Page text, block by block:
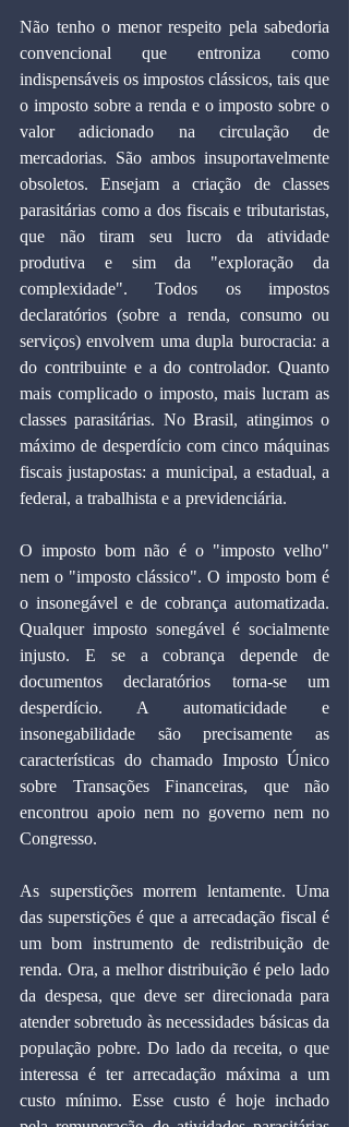
Não tenho o menor respeito pela sabedoria
convencional que entroniza como
indispensáveis os impostos clássicos, tais que
o imposto sobre a renda e o imposto sobre o
valor adicionado na circulação de
mercadorias. São ambos insuportavelmente
obsoletos. Ensejam a criação de classes
parasitárias como a dos fiscais e tributaristas,
que não tiram seu lucro da atividade
produtiva e sim da "exploração da
complexidade". Todos os impostos
declaratórios (sobre a renda, consumo ou
serviços) envolvem uma dupla burocracia: a
do contribuinte e a do controlador. Quanto
mais complicado o imposto, mais lucram as
classes parasitárias. No Brasil, atingimos o
máximo de desperdício com cinco máquinas
fiscais justapostas: a municipal, a estadual, a
federal, a trabalhista e a previdenciária.
O imposto bom não é o "imposto velho"
nem o "imposto clássico". O imposto bom é
o insonegável e de cobrança automatizada.
Qualquer imposto sonegável é socialmente
injusto. E se a cobrança depende de
documentos declaratórios torna-se um
desperdício. A automaticidade e
insonegabilidade são precisamente as
características do chamado Imposto Único
sobre Transações Financeiras, que não
encontrou apoio nem no governo nem no
Congresso.
As superstições morrem lentamente. Uma
das superstições é que a arrecadação fiscal é
um bom instrumento de redistribuição de
renda. Ora, a melhor distribuição é pelo lado
da despesa, que deve ser direcionada para
atender sobretudo às necessidades básicas da
população pobre. Do lado da receita, o que
interessa é ter arrecadação máxima a um
custo mínimo. Esse custo é hoje inchado